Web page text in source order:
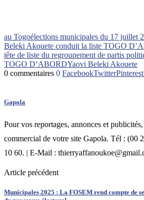
au Togoélections municipales du 17 juillet
Beleki Akouete conduit la liste TOGO
tête de liste du regroupement de partis
TOGO D’ABORDYaovi Beleki Akouete
0 commentaires 0 FacebookTwitterPinterest
Gapola
Pour vos reportages, annonces et
commercial de votre site Gapola. Tél : (00
10 60. | E-Mail :
Article précédent
Municipales 2025 : La FOSEM rend compte de